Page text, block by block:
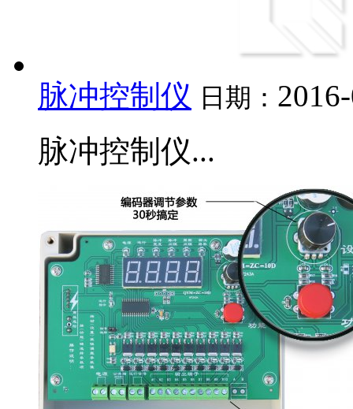
脉冲控制仪 日期：
脉冲控制仪...